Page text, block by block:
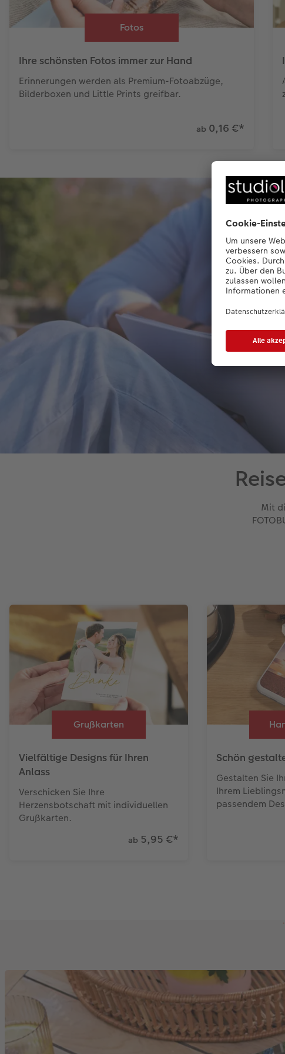
Fotos
Ihre schönsten Fotos immer zur Hand
Erinnerungen werden als Premium-Fotoabzüge,
Bilderboxen und Little Prints greifbar.
ab 0,16 €*
Mit
Grußkarten
Vielfältige Designs für Ihren
Anlass
Verschicken Sie Ihre
Herzensbotschaft mit individuellen
Grußkarten.
ab 5,95 €*
Schön
Gestalten Sie
Ihrem
passendem